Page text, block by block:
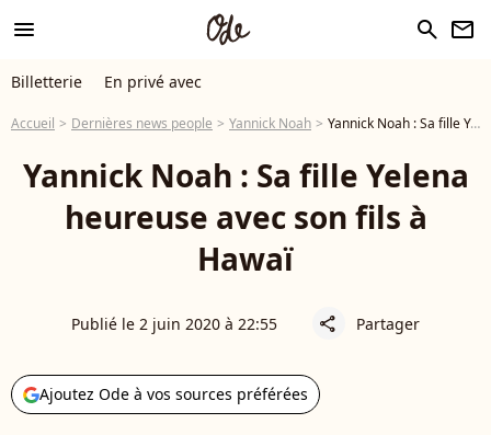
menu search newsletter
Billetterie En privé avec
Accueil Dernières news people Yannick Noah Yannick Noah : Sa fille Yelena heureuse avec son fils à Hawaï
Yannick Noah : Sa fille Yelena
heureuse avec son fils à
Hawaï
Publié le 2 juin 2020 à 22:55 share Partager
Ajoutez Ode à vos sources préférées